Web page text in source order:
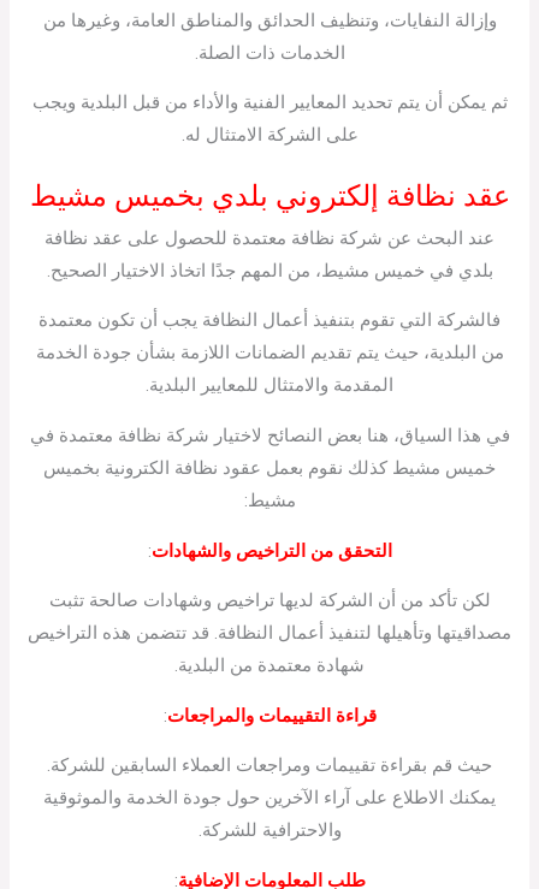
وإزالة النفايات، وتنظيف الحدائق والمناطق العامة، وغيرها من
الخدمات ذات الصلة.
ثم يمكن أن يتم تحديد المعايير الفنية والأداء من قبل البلدية ويجب
على الشركة الامتثال له.
عقد نظافة إلكتروني بلدي بخميس مشيط
عند البحث عن شركة نظافة معتمدة للحصول على عقد نظافة
بلدي في خميس مشيط، من المهم جدًا اتخاذ الاختيار الصحيح.
فالشركة التي تقوم بتنفيذ أعمال النظافة يجب أن تكون معتمدة
من البلدية، حيث يتم تقديم الضمانات اللازمة بشأن جودة الخدمة
المقدمة والامتثال للمعايير البلدية.
في هذا السياق، هنا بعض النصائح لاختيار شركة نظافة معتمدة في
خميس مشيط كذلك نقوم بعمل عقود نظافة الكترونية بخميس
مشيط:
التحقق من التراخيص والشهادات:
لكن تأكد من أن الشركة لديها تراخيص وشهادات صالحة تثبت
مصداقيتها وتأهيلها لتنفيذ أعمال النظافة. قد تتضمن هذه التراخيص
شهادة معتمدة من البلدية.
قراءة التقييمات والمراجعات:
حيث قم بقراءة تقييمات ومراجعات العملاء السابقين للشركة.
يمكنك الاطلاع على آراء الآخرين حول جودة الخدمة والموثوقية
والاحترافية للشركة.
طلب المعلومات الإضافية: